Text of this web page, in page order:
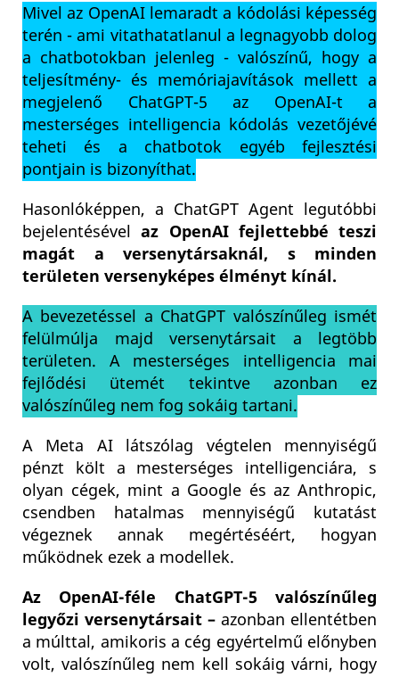
Mivel az OpenAI lemaradt a kódolási képesség
terén - ami vitathatatlanul a legnagyobb dolog
a chatbotokban jelenleg - valószínű, hogy a
teljesítmény- és memóriajavítások mellett a
megjelenő ChatGPT-5 az OpenAI-t a
mesterséges intelligencia kódolás vezetőjévé
teheti és a chatbotok egyéb fejlesztési
pontjain is bizonyíthat.
Hasonlóképpen, a ChatGPT Agent legutóbbi
bejelentésévelaz OpenAI fejlettebbé teszi
magát a versenytársaknál, s minden
területen versenyképes élményt kínál.
A bevezetéssel a ChatGPT valószínűleg ismét
felülmúlja majd versenytársait a legtöbb
területen. A mesterséges intelligencia mai
fejlődési ütemét tekintve azonban ez
valószínűleg nem fog sokáig tartani.
A Meta AI látszólag végtelen mennyiségű
pénzt költ a mesterséges intelligenciára, s
olyan cégek, mint a Google és az Anthropic,
csendben hatalmas mennyiségű kutatást
végeznek annak megértéséért, hogyan
működnek ezek a modellek.
Az OpenAI-féle ChatGPT-5 valószínűleg
legyőzi versenytársait – azonban ellentétben
a múlttal, amikoris a cég egyértelmű előnyben
volt, valószínűleg nem kell sokáig várni, hogy